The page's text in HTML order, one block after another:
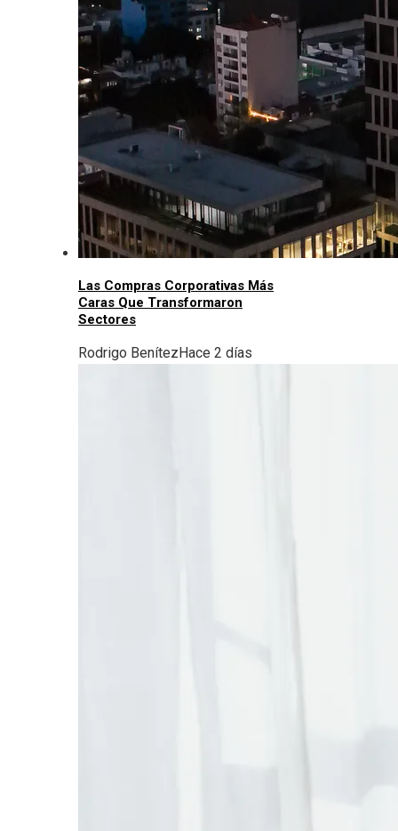
Las Compras Corporativas Más
Caras Que Transformaron
Sectores
Rodrigo BenítezHace 2 días